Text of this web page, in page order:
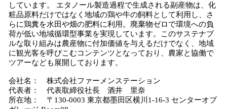
しています。 エタノール製造過程で生成される副産物は、化
粧品原料だけではなく地域の鶏や牛の飼料として利用し、さ
らに鶏糞を水田や畑の肥料に利用。廃棄物ゼロで環境への負
荷が低い地域循環型事業を実現しています。このサステナブ
ルな取り組みは農産物に付加価値を与えるだけでなく、地域
に観光客を呼びこむコンテンツとなっており、農家と協働で
ツアーなども展開しております。
会社名： 株式会社ファーメンステーション
代表者： 代表取締役社長 酒井 里奈
所在地： 〒130-0003 東京都墨田区横川1-16-3 センターオブ